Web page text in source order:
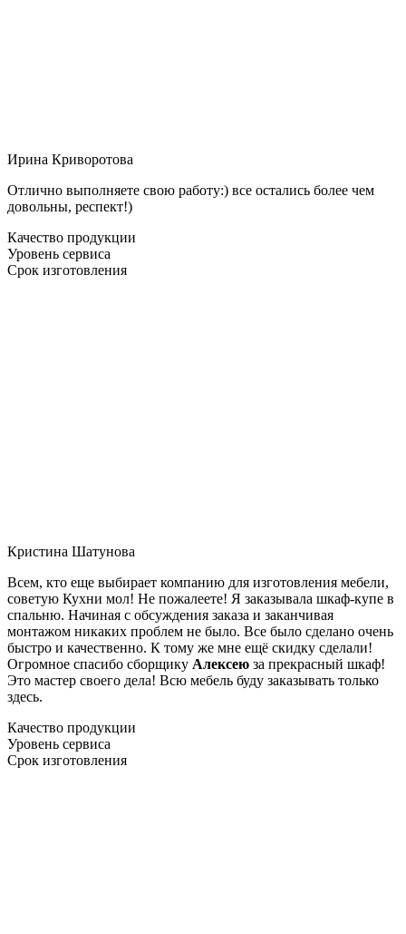
Ирина Криворотова
Отлично выполняете свою работу:) все остались более чем
довольны, респект!)
Качество продукции
Уровень сервиса
Срок изготовления
Кристина Шатунова
Всем, кто еще выбирает компанию для изготовления мебели,
советую Кухни мол! Не пожалеете! Я заказывала шкаф-купе в
спальню. Начиная с обсуждения заказа и заканчивая
монтажом никаких проблем не было. Все было сделано очень
быстро и качественно. К тому же мне ещё скидку сделали!
Огромное спасибо сборщику Алексею за прекрасный шкаф!
Это мастер своего дела! Всю мебель буду заказывать только
здесь.
Качество продукции
Уровень сервиса
Срок изготовления